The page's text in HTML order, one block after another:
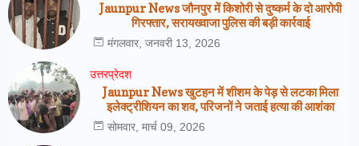
Jaunpur News जौनपुर में किशोरी से दुष्कर्म के दो आरोपी
गिरफ्तार, सरायख्वाजा पुलिस की बड़ी कार्रवाई
मंगलवार, जनवरी 13, 2026
उत्तरप्रेदश
Jaunpur News खुटहन में शीशम के पेड़ से लटका मिला
इलेक्ट्रीशियन का शव, परिजनों ने जताई हत्या की आशंका
सोमवार, मार्च 09, 2026